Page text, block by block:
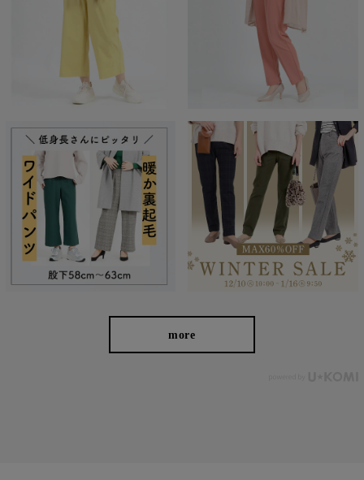
ショップチャンネルで好評の実績パンツ
テレビ通販で紹介され、多くのお客様に支持された人気の一着。
more